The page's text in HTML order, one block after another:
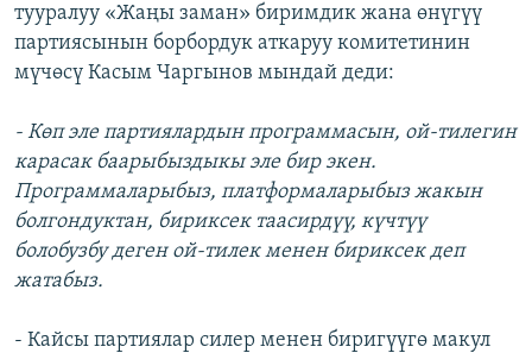
тууралуу «Жаңы заман» биримдик жана өнүгүү
партиясынын борбордук аткаруу комитетинин
мүчөсү Касым Чаргынов мындай деди:
- Көп эле партиялардын программасын, ой-тилегин
карасак баарыбыздыкы эле бир экен.
Программаларыбыз, платформаларыбыз жакын
болгондуктан, бириксек таасирдүү, күчтүү
болобузбу деген ой-тилек менен бириксек деп
жатабыз.
- Кайсы партиялар силер менен биригүүгө макул